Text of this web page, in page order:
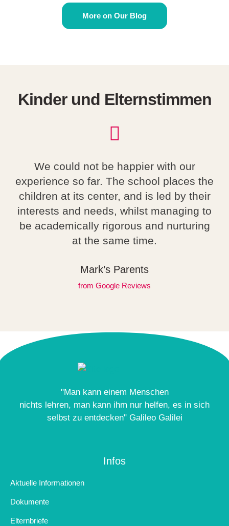
More on Our Blog
Kinder und Elternstimmen
We could not be happier with our
experience so far. The school places the
children at its center, and is led by their
interests and needs, whilst managing to
be academically rigorous and nurturing
at the same time.
Mark’s Parents
from Google Reviews
"Man kann einem Menschen
nichts lehren, man kann ihm nur helfen, es in sich
selbst zu entdecken" Galileo Galilei
Infos
Aktuelle Informationen
Dokumente
Elternbriefe